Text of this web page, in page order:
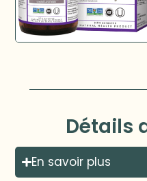
Détails
En savoir plus